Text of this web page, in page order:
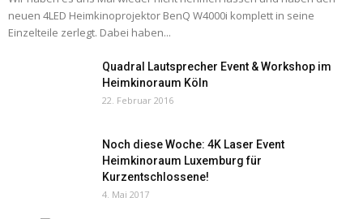
neuen 4LED Heimkinoprojektor BenQ W4000i komplett in seine
Einzelteile zerlegt. Dabei haben...
Quadral Lautsprecher Event & Workshop im
Heimkinoraum Köln
22. Februar 2016
Noch diese Woche: 4K Laser Event
Heimkinoraum Luxemburg für
Kurzentschlossene!
4. Mai 2017